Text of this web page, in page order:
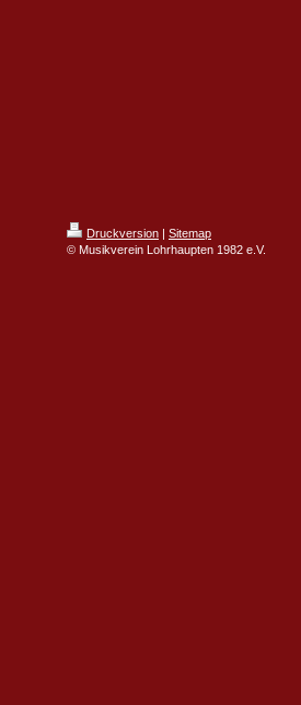
Druckversion | Sitemap
© Musikverein Lohrhaupten 1982 e.V.